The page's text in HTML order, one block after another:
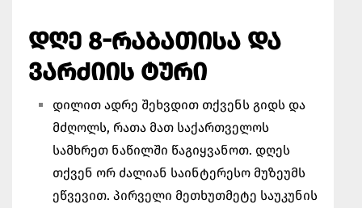
ᲓᲦᲔ 8-ᲠᲐᲑᲐᲗᲘᲡᲐ ᲓᲐ
ᲕᲐᲠᲫᲘᲘᲡ ᲢᲣᲠᲘ
დილით ადრე შეხვდით თქვენს გიდს და
მძღოლს, რათა მათ საქართველოს
სამხრეთ ნაწილში წაგიყვანოთ. დღეს
თქვენ ორ ძალიან საინტერესო მუზეუმს
ეწვევით. პირველი მეთხუთმეტე საუკუნის